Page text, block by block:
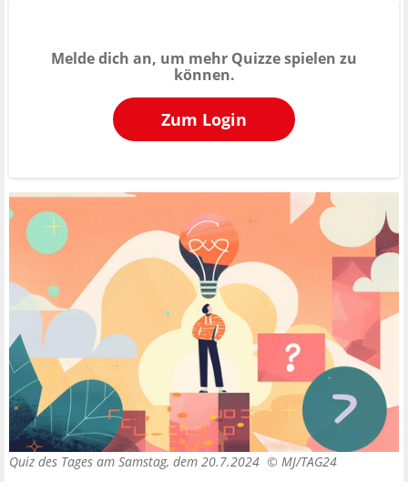
Melde dich an, um mehr Quizze spielen zu
können.
Zum Login
Quiz des Tages am Samstag, dem 20.7.2024 © MJ/TAG24